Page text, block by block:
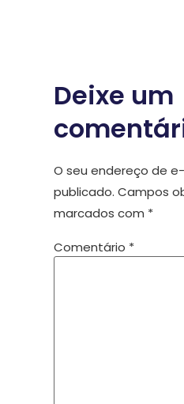
Deixe um
O seu endereço de
publicado. Campos
marcados com *
Comentário *